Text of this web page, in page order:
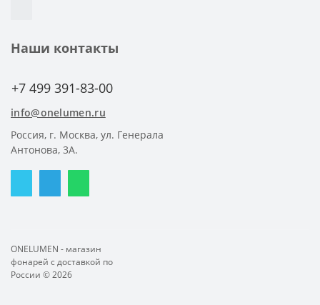
Наши контакты
+7 499 391-83-00
info@onelumen.ru
Россия, г. Москва, ул. Генерала
Антонова, 3А.
ONELUMEN - магазин
фонарей с доставкой по
России © 2026